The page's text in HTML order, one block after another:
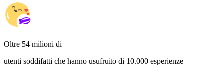
Oltre 54 milioni di
utenti soddifatti che hanno usufruito di 10.000 esperienze